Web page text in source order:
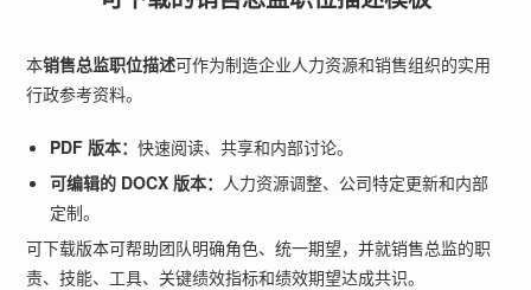
本销售总监职位描述可作为制造企业人力资源和销售组织的实用
行政参考资料。
PDF 版本：快速阅读、共享和内部讨论。
可编辑的 DOCX 版本： 人力资源调整、公司特定更新和内部
定制。
可下载版本可帮助团队明确角色、统一期望，并就销售总监的职
责、技能、工具、关键绩效指标和绩效期望达成共识。